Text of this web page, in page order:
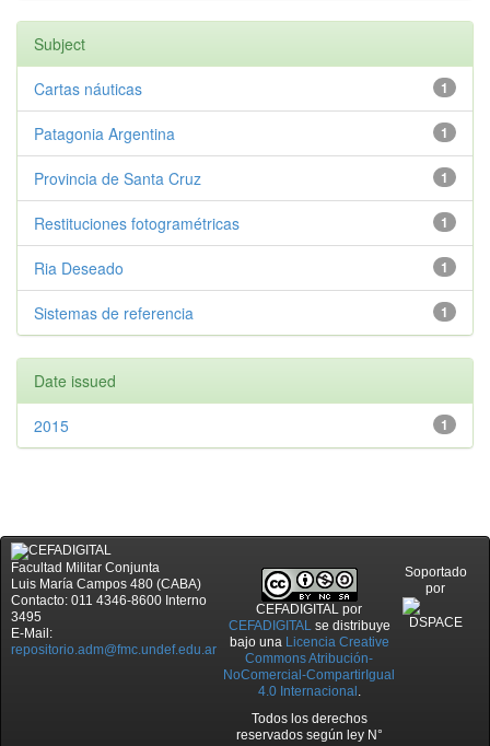
Subject
1
Cartas náuticas
1
Patagonia Argentina
1
Provincia de Santa Cruz
1
Restituciones fotogramétricas
1
Ria Deseado
1
Sistemas de referencia
Date issued
1
2015
Facultad Militar Conjunta
Luis María Campos 480 (CABA)
Contacto: 011 4346-8600 Interno
3495
E-Mail:
repositorio.adm@fmc.undef.edu.ar
CEFADIGITAL por
CEFADIGITALse distribuye
bajo una Licencia Creative
Commons Atribución-
NoComercial-CompartirIgual
4.0 Internacional .
Todos los derechos
reservados según ley N°
Soportado
por